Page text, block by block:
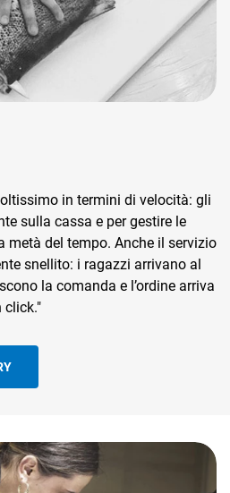
in termini di velocità: gli
sulla cassa e per gestire le
metà del tempo. Anche il servizio
snellito: i ragazzi arrivano al
la comanda e l’ordine arriva
click."